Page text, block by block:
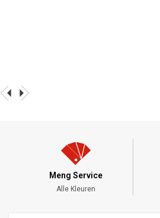
Meng Service
Alle Kleuren